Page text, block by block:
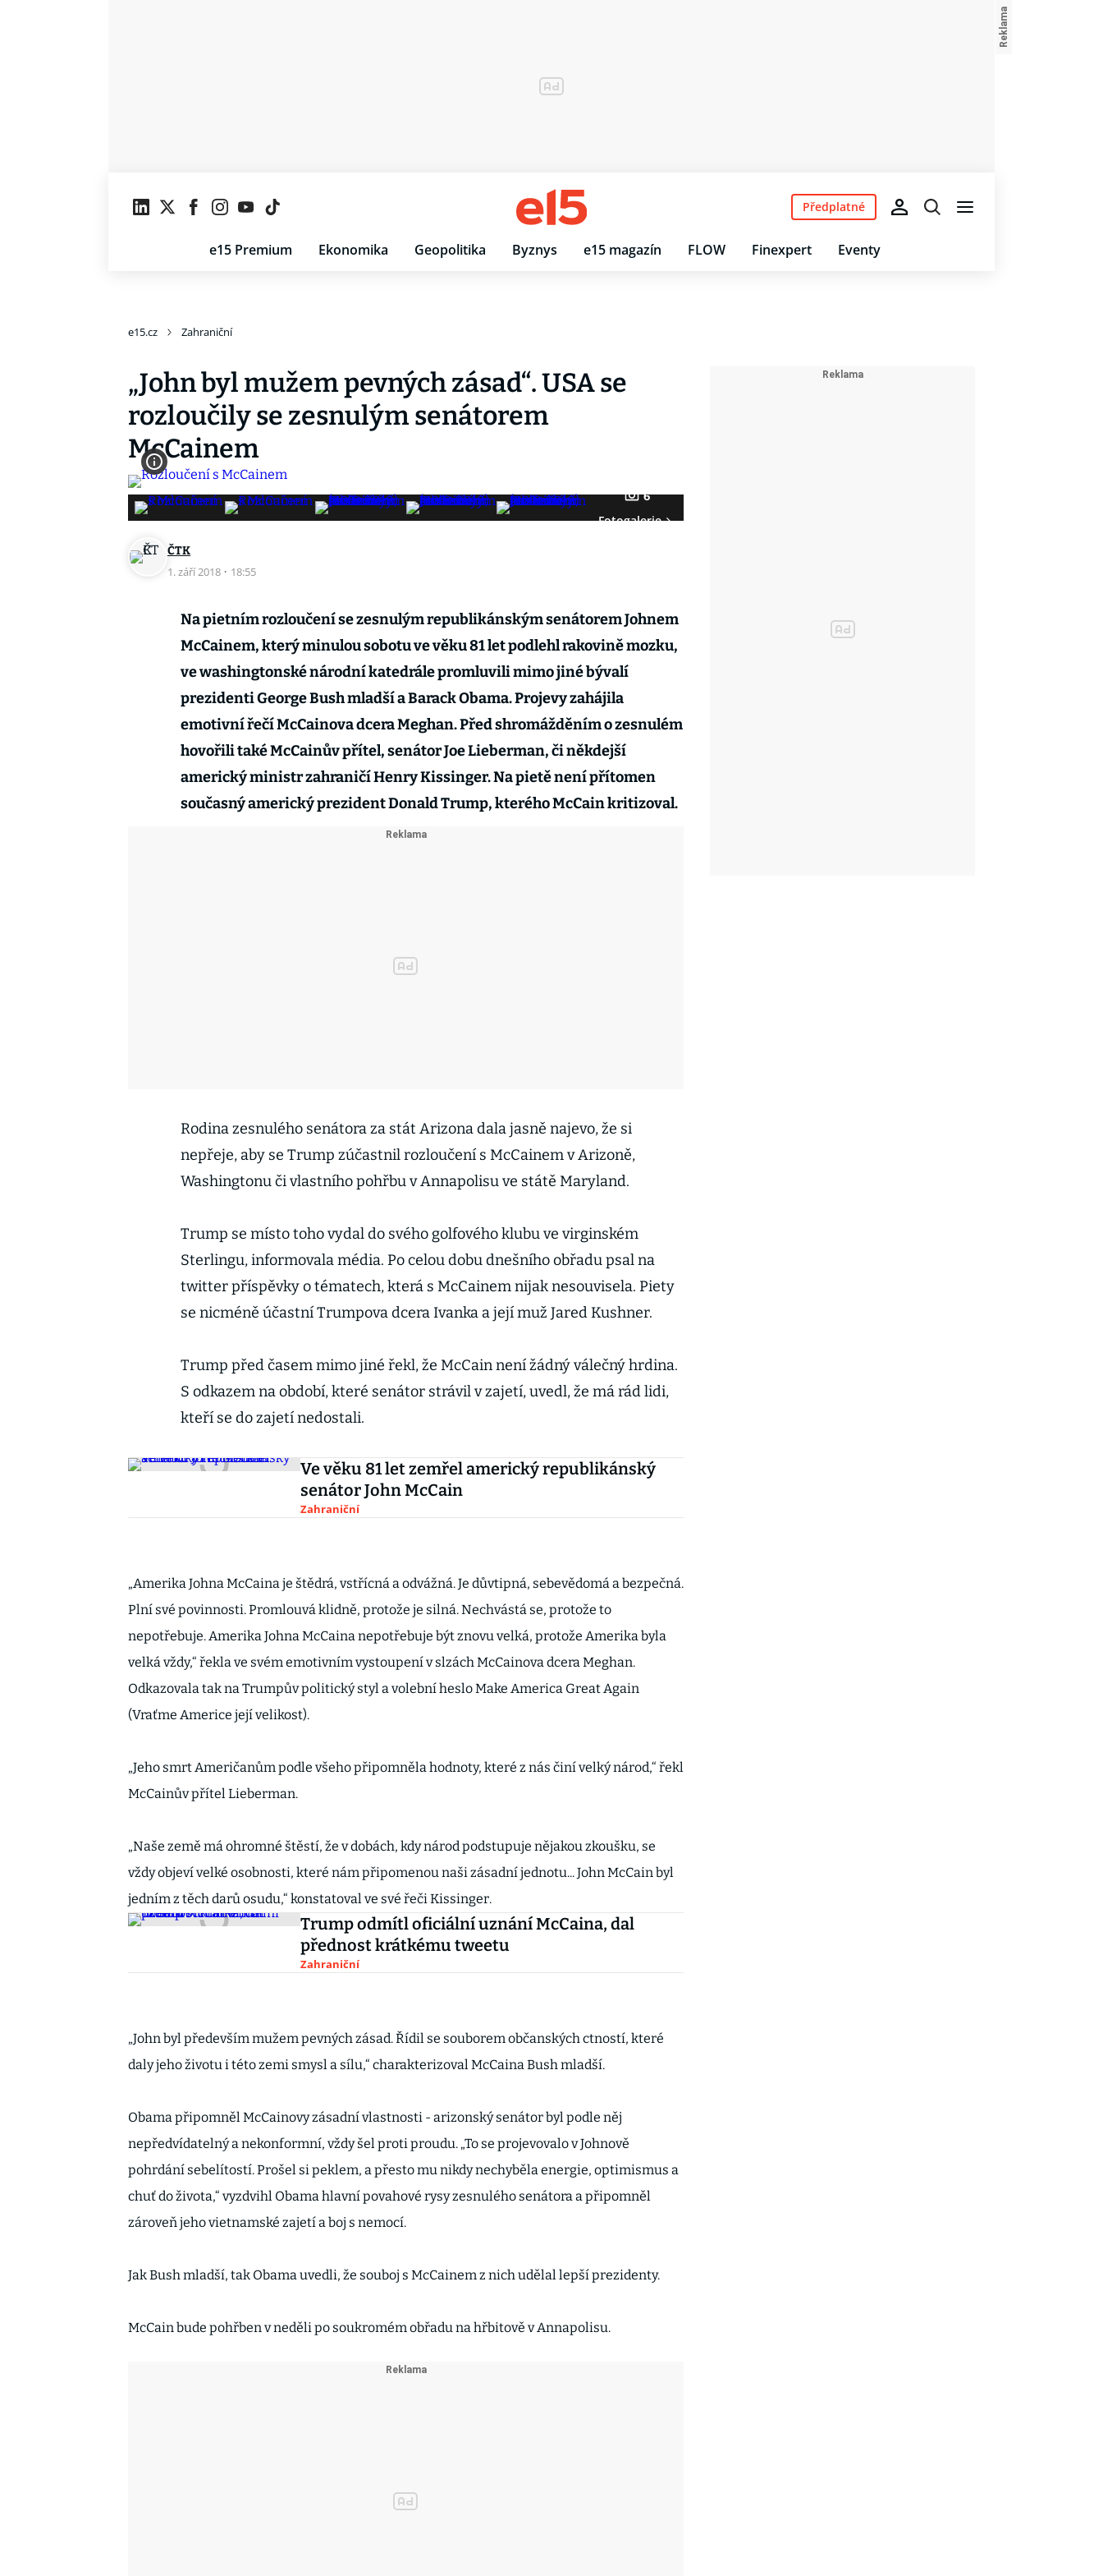
e15 Premium Ekonomika Geopolitika Byznys e15 magazín FLOW Finexpert Eventy
Předplatné
e15.cz Zahraniční
„John byl mužem pevných zásad“. USA se
rozloučily se zesnulým senátorem
McCainem
6
Fotogalerie
ČTK
1. září 2018 · 18:55
Na pietním rozloučení se zesnulým republikánským senátorem Johnem
McCainem, který minulou sobotu ve věku 81 let podlehl rakovině mozku,
ve washingtonské národní katedrále promluvili mimo jiné bývalí
prezidenti George Bush mladší a Barack Obama. Projevy zahájila
emotivní řečí McCainova dcera Meghan. Před shromážděním o zesnulém
hovořili také McCainův přítel, senátor Joe Lieberman, či někdejší
americký ministr zahraničí Henry Kissinger. Na pietě není přítomen
současný americký prezident Donald Trump, kterého McCain kritizoval.
Rodina zesnulého senátora za stát Arizona dala jasně najevo, že si
nepřeje, aby se Trump zúčastnil rozloučení s McCainem v Arizoně,
Washingtonu či vlastního pohřbu v Annapolisu ve státě Maryland.
Trump se místo toho vydal do svého golfového klubu ve virginském
Sterlingu, informovala média. Po celou dobu dnešního obřadu psal na
twitter příspěvky o tématech, která s McCainem nijak nesouvisela. Piety
se nicméně účastní Trumpova dcera Ivanka a její muž Jared Kushner.
Trump před časem mimo jiné řekl, že McCain není žádný válečný hrdina.
S odkazem na období, které senátor strávil v zajetí, uvedl, že má rád lidi,
kteří se do zajetí nedostali.
Ve věku 81 let zemřel americký republikánský
senátor John McCain
Zahraniční
„Amerika Johna McCaina je štědrá, vstřícná a odvážná. Je důvtipná, sebevědomá a bezpečná.
Plní své povinnosti. Promlouvá klidně, protože je silná. Nechvástá se, protože to
nepotřebuje. Amerika Johna McCaina nepotřebuje být znovu velká, protože Amerika byla
velká vždy,“ řekla ve svém emotivním vystoupení v slzách McCainova dcera Meghan.
Odkazovala tak na Trumpův politický styl a volební heslo Make America Great Again
(Vraťme Americe její velikost).
„Jeho smrt Američanům podle všeho připomněla hodnoty, které z nás činí velký národ,“ řekl
McCainův přítel Lieberman.
„Naše země má ohromné štěstí, že v dobách, kdy národ podstupuje nějakou zkoušku, se
vždy objeví velké osobnosti, které nám připomenou naši zásadní jednotu... John McCain byl
jedním z těch darů osudu,“ konstatoval ve své řeči Kissinger.
Trump odmítl oficiální uznání McCaina, dal
přednost krátkému tweetu
Zahraniční
„John byl především mužem pevných zásad. Řídil se souborem občanských ctností, které
daly jeho životu i této zemi smysl a sílu,“ charakterizoval McCaina Bush mladší.
Obama připomněl McCainovy zásadní vlastnosti - arizonský senátor byl podle něj
nepředvídatelný a nekonformní, vždy šel proti proudu. „To se projevovalo v Johnově
pohrdání sebelítostí. Prošel si peklem, a přesto mu nikdy nechyběla energie, optimismus a
chuť do života,“ vyzdvihl Obama hlavní povahové rysy zesnulého senátora a připomněl
zároveň jeho vietnamské zajetí a boj s nemocí.
Jak Bush mladší, tak Obama uvedli, že souboj s McCainem z nich udělal lepší prezidenty.
McCain bude pohřben v neděli po soukromém obřadu na hřbitově v Annapolisu.